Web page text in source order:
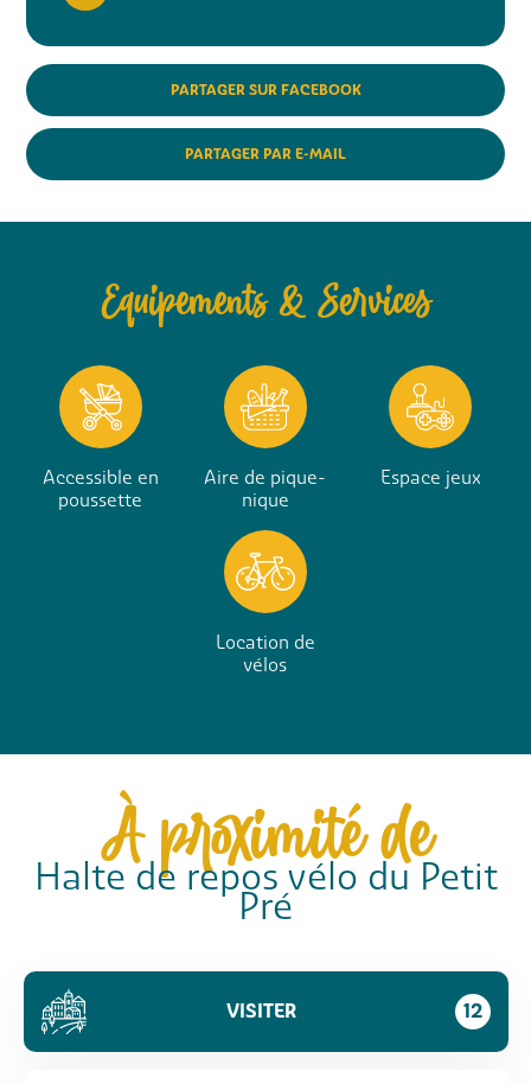
PARTAGER SUR FACEBOOK
PARTAGER PAR E-MAIL
Equipements & Services
Accessible en
poussette
Aire de pique-
nique
Espace jeux
Location de
vélos
À proximité de
Halte de repos vélo du Petit
Pré
VISITER 12